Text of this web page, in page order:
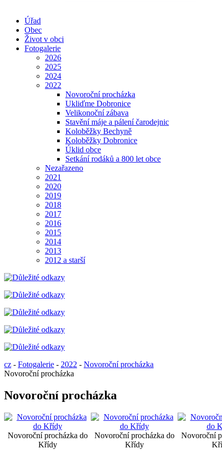
Úřad
Obec
Život v obci
Fotogalerie
2026
2025
2024
2022
Novoroční procházka
Ukliďme Dobronice
Velikonoční zábava
Stavění máje a pálení čarodejnic
Koloběžky Bechyně
Koloběžky Dobronice
Úklid obce
Setkání rodáků a 800 let obce
Nezařazeno
2021
2020
2019
2018
2017
2016
2015
2014
2013
2012 a starší
cz - Fotogalerie - 2022 - Novoroční procházka
Novoroční procházka
Novoroční procházka
Novoroční procházka do
Křídy
Novoroční procházka do
Křídy
Novoroční